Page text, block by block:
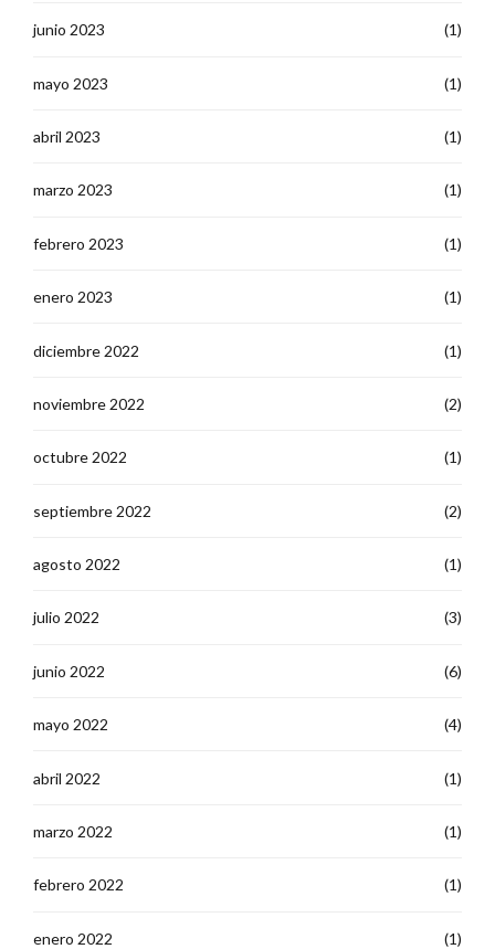
junio 2023 (1)
mayo 2023 (1)
abril 2023 (1)
marzo 2023 (1)
febrero 2023 (1)
enero 2023 (1)
diciembre 2022 (1)
noviembre 2022 (2)
octubre 2022 (1)
septiembre 2022 (2)
agosto 2022 (1)
julio 2022 (3)
junio 2022 (6)
mayo 2022 (4)
abril 2022 (1)
marzo 2022 (1)
febrero 2022 (1)
enero 2022 (1)